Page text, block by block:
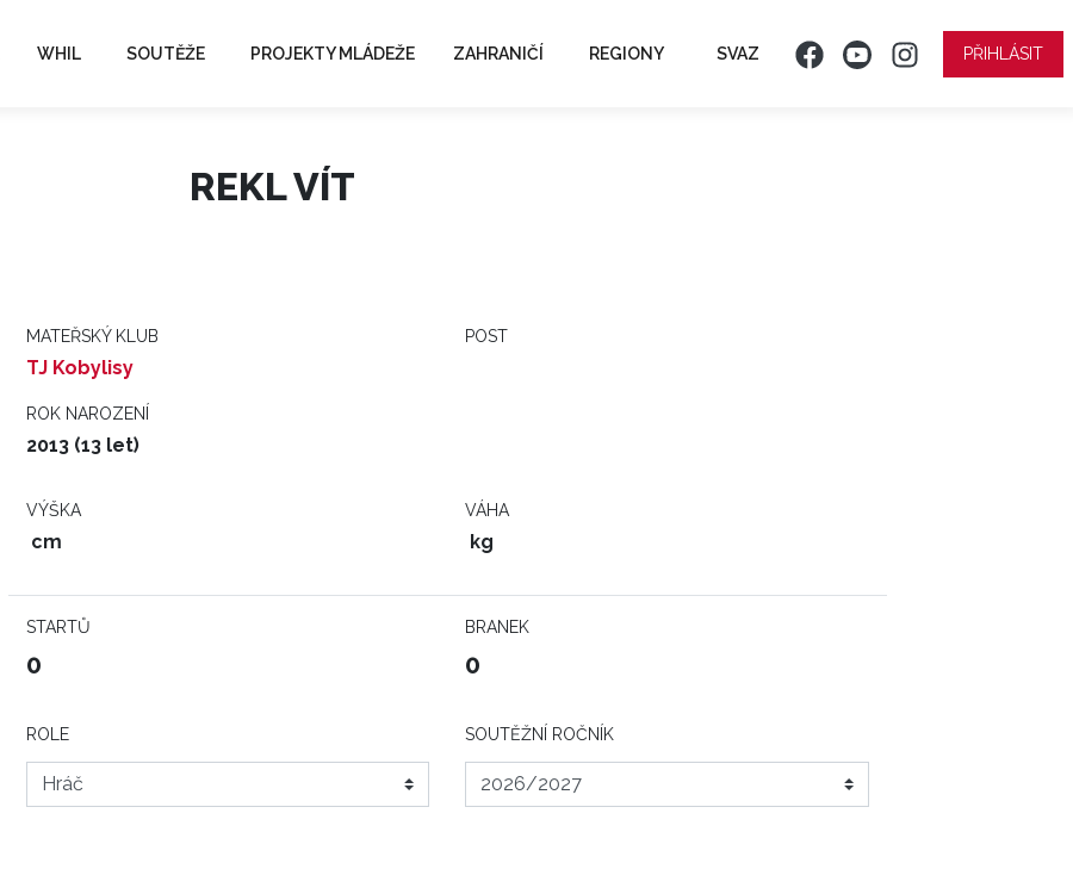
WHIL SOUTĚŽE PROJEKTY MLÁDEŽE ZAHRANIČÍ REGIONY SVAZ PŘIHLÁSIT
REKL VÍT
MATEŘSKÝ KLUB
TJ Kobylisy
POST
ROK NAROZENÍ
2013 (13 let)
VÝŠKA
cm
VÁHA
kg
STARTŮ
0
BRANEK
0
ROLE SOUTĚŽNÍ ROČNÍK